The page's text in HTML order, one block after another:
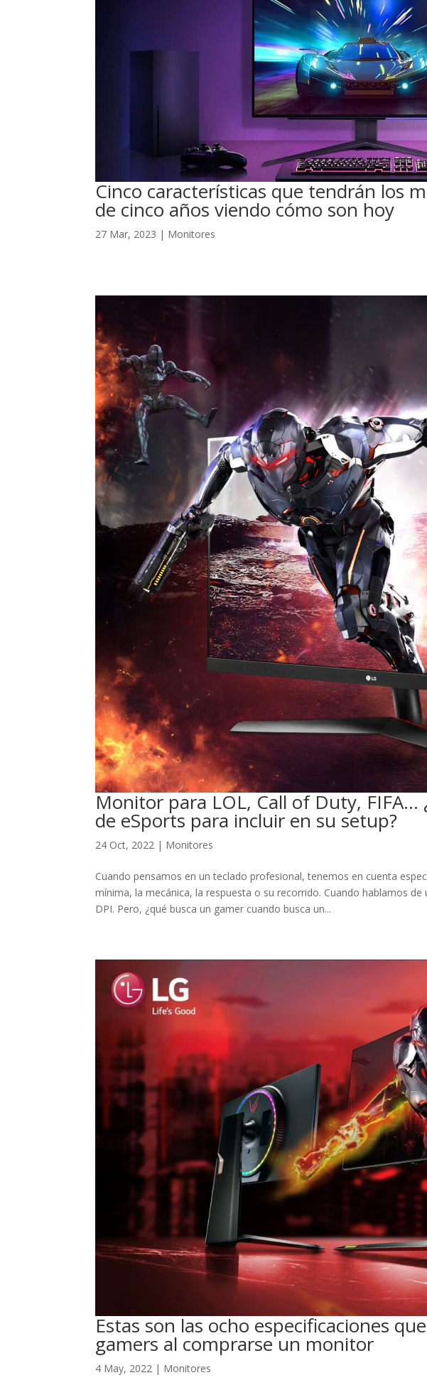
Cinco características que tendrán los
de cinco años viendo cómo son hoy
27 Mar, 2023 | Monitores
Monitor para LOL, Call of Duty, FIFA…
de eSports para incluir en su setup?
24 Oct, 2022 | Monitores
Cuando pensamos en un teclado profesional, tenemos en cuenta
mínima, la mecánica, la respuesta o su recorrido. Cuando hablamos
DPI. Pero, ¿qué busca un gamer cuando busca un...
Estas son las ocho especificaciones
gamers al comprarse un monitor
4 May, 2022 | Monitores